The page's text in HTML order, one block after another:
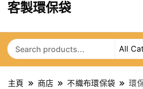
客製環保袋
主頁 商店 不織布環保袋 環